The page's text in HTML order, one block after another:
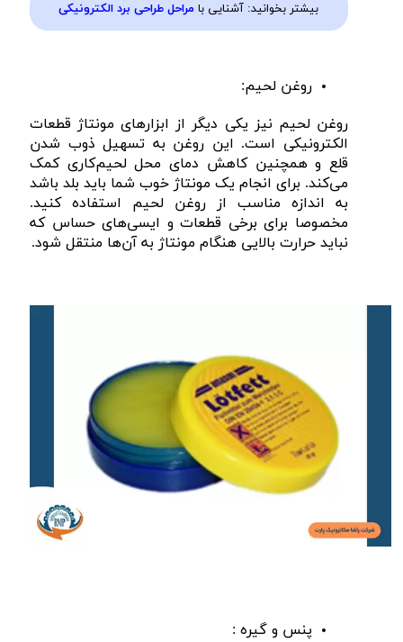
بیشتر بخوانید: آشنایی با مراحل طراحی برد الکترونیکی
روغن لحیم:
روغن لحیم نیز یکی دیگر از ابزار‌های مونتاژ قطعات
الکترونیکی است. این روغن به تسهیل ذوب شدن
قلع و همچنین کاهش دمای محل لحیم‌کاری کمک
می‌کند. برای انجام یک مونتاژ خوب شما باید بلد باشد
به اندازه مناسب از روغن لحیم استفاده کنید.
مخصوصا برای برخی قطعات و ایسی‌های حساس که
نباید حرارت بالایی هنگام مونتاژ به آن‌ها منتقل شود.
پنس و گیره :